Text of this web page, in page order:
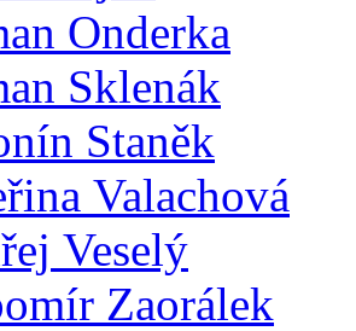
Onderka
Sklenák
Staněk
Valachová
Veselý
Zaorálek